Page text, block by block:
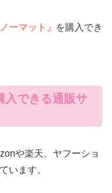
ーマット」
を購入でき
入できる通販サ
や楽天、ヤフーショ
います。